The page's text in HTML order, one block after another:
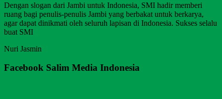
Dengan slogan dari Jambi untuk Indonesia, SMI hadir memberi
ruang bagi penulis-penulis Jambi yang berbakat untuk berkarya,
agar dapat dinikmati oleh seluruh lapisan di Indonesia. Sukses selalu
buat SMI
Nuri Jasmin
Facebook Salim Media Indonesia